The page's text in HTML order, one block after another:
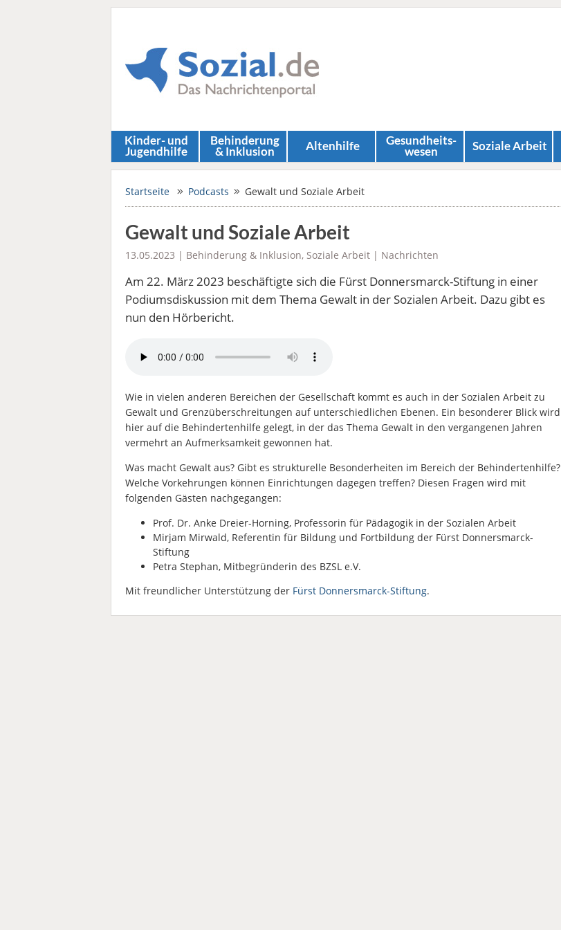
Kinder- und
Jugendhilfe
Behinderung
& Inklusion Altenhilfe Gesundheits­
wesen Soziale Arbeit
Startseite Podcasts Gewalt und Soziale Arbeit
Gewalt und Soziale Arbeit
13.05.2023 | Behinderung & Inklusion, Soziale Arbeit | Nachrichten
Am 22. März 2023 beschäftigte sich die Fürst Donnersmarck-Stiftung in einer
Podiumsdiskussion mit dem Thema Gewalt in der Sozialen Arbeit. Dazu gibt es
nun den Hörbericht.
Wie in vielen anderen Bereichen der Gesellschaft kommt es auch in der Sozialen Arbeit zu
Gewalt und Grenzüberschreitungen auf unterschiedlichen Ebenen. Ein besonderer Blick wird
hier auf die Behindertenhilfe gelegt, in der das Thema Gewalt in den vergangenen Jahren
vermehrt an Aufmerksamkeit gewonnen hat.
Was macht Gewalt aus? Gibt es strukturelle Besonderheiten im Bereich der Behindertenhilfe?
Welche Vorkehrungen können Einrichtungen dagegen treffen? Diesen Fragen wird mit
folgenden Gästen nachgegangen:
Prof. Dr. Anke Dreier-Horning, Professorin für Pädagogik in der Sozialen Arbeit
Mirjam Mirwald, Referentin für Bildung und Fortbildung der Fürst Donnersmarck-
Stiftung
Petra Stephan, Mitbegründerin des BZSL e.V.
Mit freundlicher Unterstützung der Fürst Donnersmarck-Stiftung.